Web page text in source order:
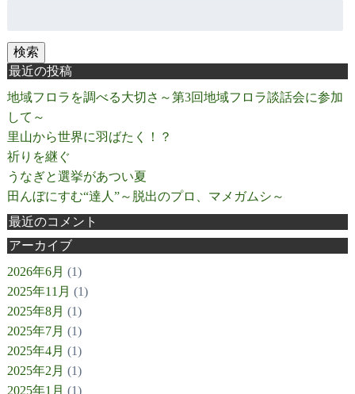
検索
最近の投稿
地域フロラを調べる大切さ～第3回地域フロラ談話会に参加
して～
里山から世界に羽ばたく！？
祈りを継ぐ
うなぎと選挙があつい夏
田んぼにすむ“達人”～脱出のプロ、マメガムシ～
最近のコメント
アーカイブ
2026年6月 (1)
2025年11月 (1)
2025年8月 (1)
2025年7月 (1)
2025年4月 (1)
2025年2月 (1)
2025年1月 (1)